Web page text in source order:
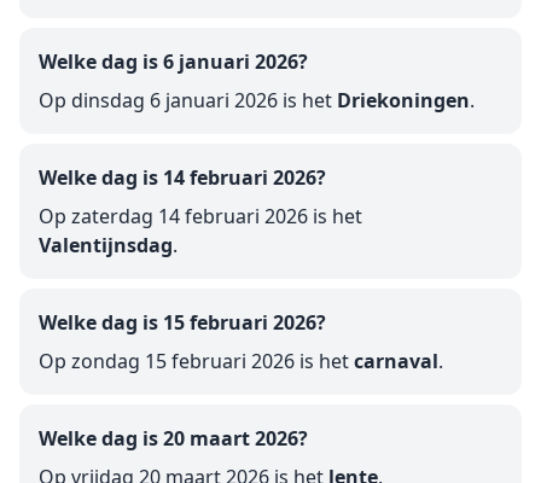
Welke dag is 6 januari 2026?
Op dinsdag 6 januari 2026 is het Driekoningen.
Welke dag is 14 februari 2026?
Op zaterdag 14 februari 2026 is het
Valentijnsdag.
Welke dag is 15 februari 2026?
Op zondag 15 februari 2026 is hetcarnaval.
Welke dag is 20 maart 2026?
Op vrijdag 20 maart 2026 is het lente.